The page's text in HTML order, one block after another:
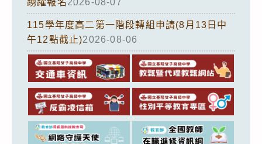
115學年度高二第一階段轉組申請(8月13日中
午12點截止)2026-08-06